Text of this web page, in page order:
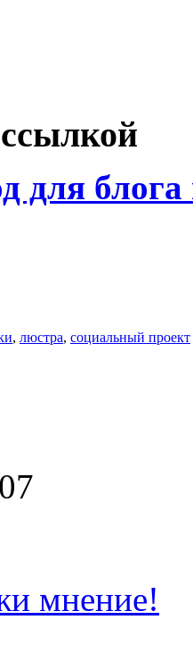
для
, люстра, социальный проект
мнение!